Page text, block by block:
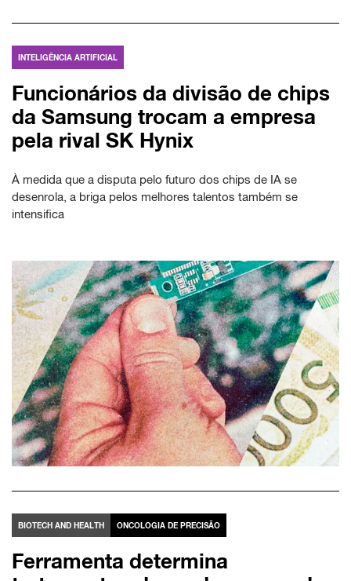
INTELIGÊNCIA ARTIFICIAL
Funcionários da divisão de chips
da Samsung trocam a empresa
pela rival SK Hynix
À medida que a disputa pelo futuro dos chips de IA se
desenrola, a briga pelos melhores talentos também se
intensifica
BIOTECH AND HEALTH ONCOLOGIA DE PRECISÃO
Ferramenta determina